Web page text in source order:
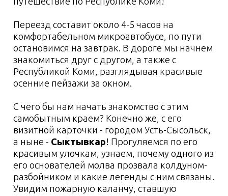
Ну а если останется время, посетиммагазин
питания «Матö», где можно приобрести
деликатесы из нежнейшей воркутинской и
интинской оленины, северную речную рыбы,
натуральное сливочное масло из Ижмы,
ароматные прилузские и печорские
пряники, колбасы из говядины и оленины,
ягоды, грибы и многое другое. Настоящий
рай для гурмана!
Пора прощаться с Сыктывкаром. Но точно не
с Коми. Выезжаем из города, чтобы ещё
ближе познакомиться с коми кухней! В
уютной атмосфере под чутким присмотром
гостеприимной хозяйки мы приготовим
настоящий коми ужин!Это будет ооочень
вкусный мастер-класс!
Какие же блюда нас ждут??Шома шыд
(кислый суп), рыба, запеченная по-коми, а
также ягодный кисель! Уже ощущаете этот